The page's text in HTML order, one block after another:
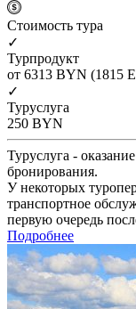
Cтоимость тура
✓
Турпродукт
от 6313 BYN (1815
✓
Туруслуга
250 BYN
Туруслуга -
бронирования.
У некоторых
транспортное
первую очередь
Подробнее